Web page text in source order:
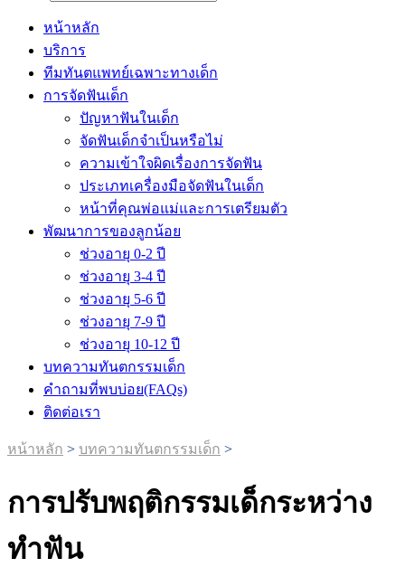
หน้าหลัก
บริการ
ทีมทันตแพทย์เฉพาะทางเด็ก
การจัดฟันเด็ก
ปัญหาฟันในเด็ก
จัดฟันเด็กจำเป็นหรือไม่
ความเข้าใจผิดเรื่องการจัดฟัน
ประเภทเครื่องมือจัดฟันในเด็ก
หน้าที่คุณพ่อแม่และการเตรียมตัว
พัฒนาการของลูกน้อย
ช่วงอายุ 0-2 ปี
ช่วงอายุ 3-4 ปี
ช่วงอายุ 5-6 ปี
ช่วงอายุ 7-9 ปี
ช่วงอายุ 10-12 ปี
บทความทันตกรรมเด็ก
คำถามที่พบบ่อย(FAQs)
ติดต่อเรา
หน้าหลัก > บทความทันตกรรมเด็ก >
การปรับพฤติกรรมเด็กระหว่าง
ทำฟัน